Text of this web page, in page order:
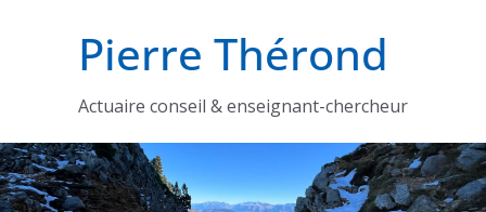
Pierre Thérond
Actuaire conseil & enseignant-chercheur